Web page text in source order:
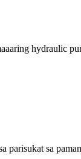
hydraulic
parisukat sa